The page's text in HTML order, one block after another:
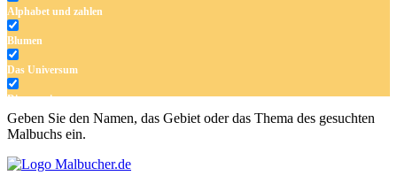
Alphabet und zahlen
Blumen
Das Universum
Dinosaurier
Früchte und Gemüse
Frühling und Ostern
Geben Sie den Namen, das Gebiet oder das Thema des gesuchten
Malbuchs ein.